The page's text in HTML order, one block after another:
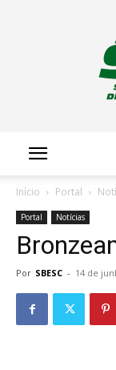
Início Portal
Portal Notícias
Por SBESC - 14 de